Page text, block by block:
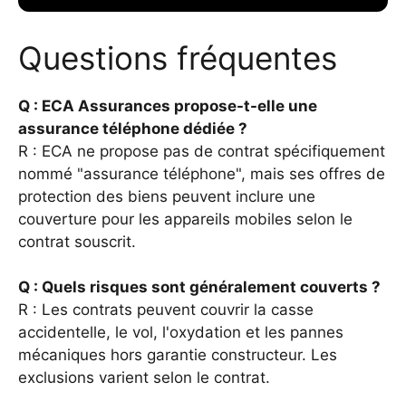
Questions fréquentes
Q : ECA Assurances propose-t-elle une
assurance téléphone dédiée ?
R : ECA ne propose pas de contrat spécifiquement
nommé "assurance téléphone", mais ses offres de
protection des biens peuvent inclure une
couverture pour les appareils mobiles selon le
contrat souscrit.
Q : Quels risques sont généralement couverts ?
R : Les contrats peuvent couvrir la casse
accidentelle, le vol, l'oxydation et les pannes
mécaniques hors garantie constructeur. Les
exclusions varient selon le contrat.